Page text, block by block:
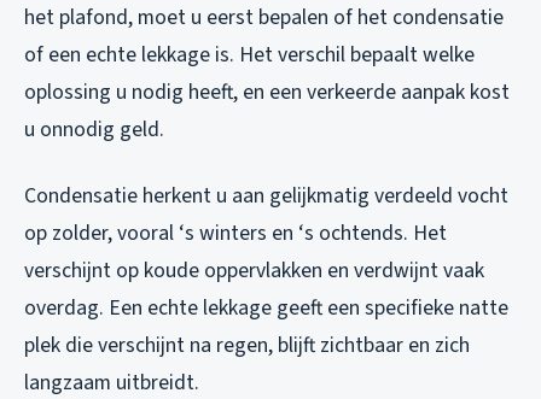
het plafond, moet u eerst bepalen of het condensatie
of een echte lekkage is. Het verschil bepaalt welke
oplossing u nodig heeft, en een verkeerde aanpak kost
u onnodig geld.
Condensatie herkent u aan gelijkmatig verdeeld vocht
op zolder, vooral ‘s winters en ‘s ochtends. Het
verschijnt op koude oppervlakken en verdwijnt vaak
overdag. Een echte lekkage geeft een specifieke natte
plek die verschijnt na regen, blijft zichtbaar en zich
langzaam uitbreidt.